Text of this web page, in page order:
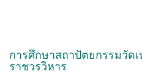
การศึกษาสถาปัตยกรรมวัด
ราชวรวิหาร